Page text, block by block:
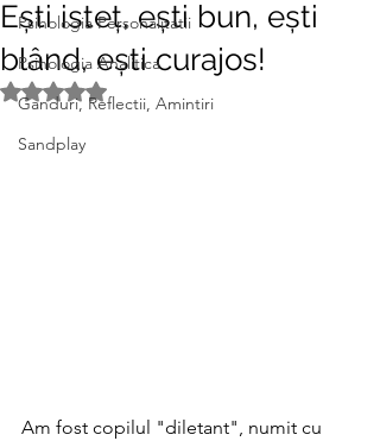
Psihologia Personalitatii
Psihologia Analitica
Ganduri, Reflectii, Amintiri
Sandplay
Ești isteț, ești bun, ești
blând, ești curajos!
Evaluat(ă) cu NaN din 5 stele.
Am fost copilul "diletant", numit cu